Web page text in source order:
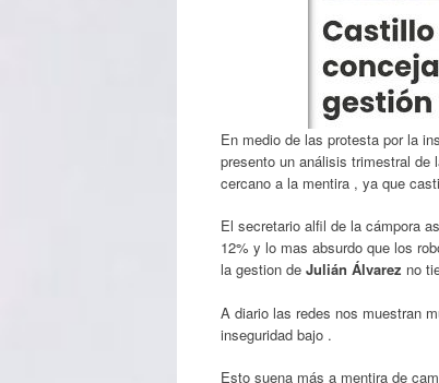
En medio de las protesta por la
presento un análisis trimestral de
cercano a la mentira , ya que
El secretario alfil de la cámpora
12% y lo mas absurdo que los
la gestion de Julián Álvarez no
A diario las redes nos muestran
inseguridad bajo .
Esto suena más a mentira de